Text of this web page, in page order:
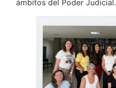
ámbitos del Poder Judicial.